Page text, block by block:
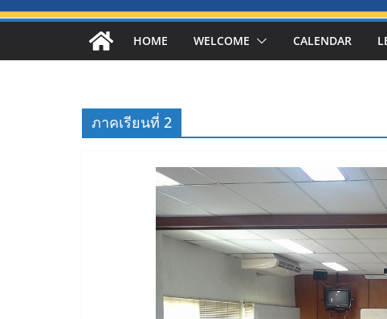
HOME WELCOME CALENDAR
ภาคเรียนที่ 2